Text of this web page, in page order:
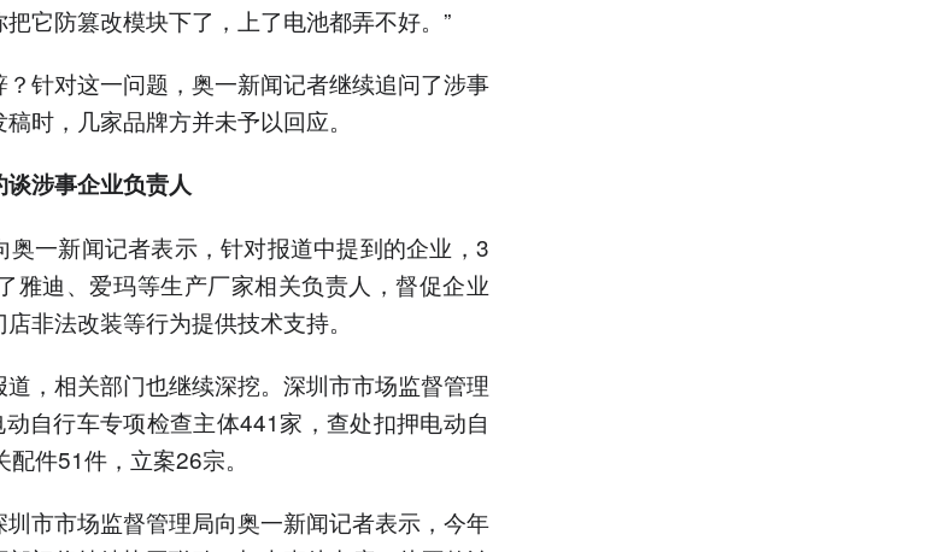
它防篡改模块下了，上了电池都弄不好。”
针对这一问题，奥一新闻记者继续追问了涉事
时，几家品牌方并未予以回应。
涉事企业负责人
一新闻记者表示，针对报道中提到的企业，3
雅迪、爱玛等生产厂家相关负责人，督促企业
非法改装等行为提供技术支持。
，相关部门也继续深挖。深圳市市场监督管理
自行车专项检查主体441家，查处扣押电动自
件51件，立案26宗。
市市场监督管理局向奥一新闻记者表示，今年